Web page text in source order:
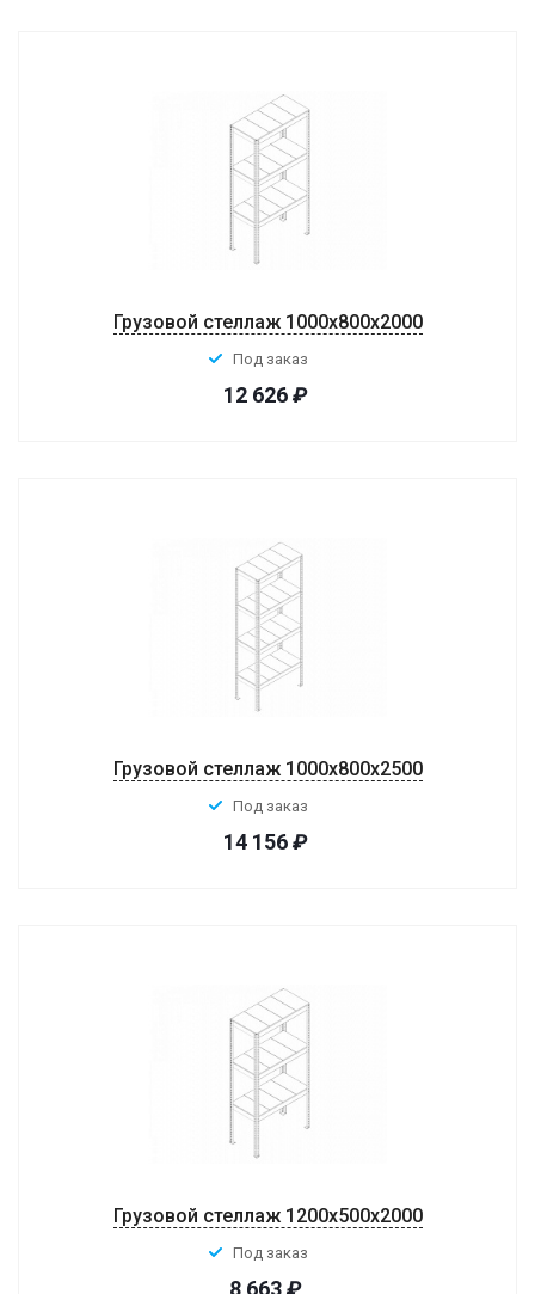
Грузовой стеллаж 1000x800x2000
Под заказ
12 626₽
Грузовой стеллаж 1000x800x2500
Под заказ
14 156₽
Грузовой стеллаж 1200x500x2000
Под заказ
8 663₽